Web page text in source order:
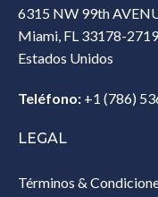
6315 NW 99th
Miami, FL 33178-2719
Estados Unidos‎
Teléfono: +1 (786)
LEGAL
Términos &